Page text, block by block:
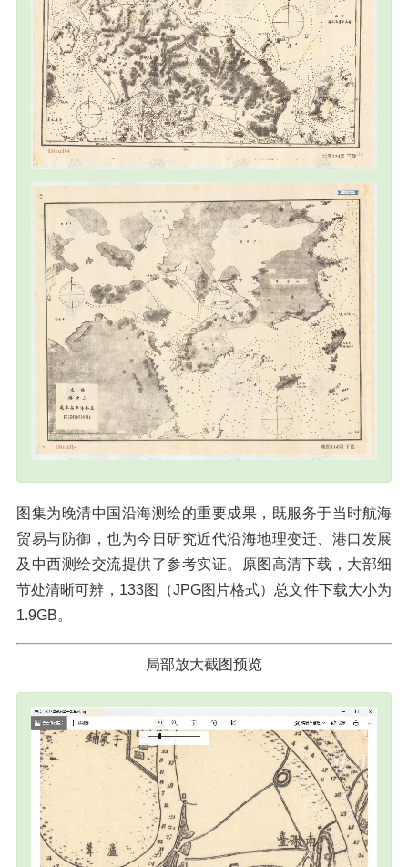
图集为晚清中国沿海测绘的重要成果，既服务于当时航海
贸易与防御，也为今日研究近代沿海地理变迁、港口发展
及中西测绘交流提供了参考实证。原图高清下载，大部细
节处清晰可辨，133图（JPG图片格式）总文件下载大小为
1.9GB。
局部放大截图预览